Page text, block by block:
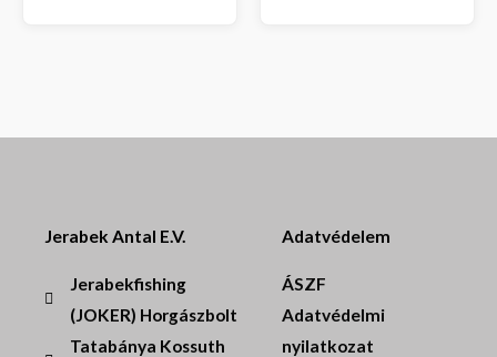
Jerabek Antal E.V.
Jerabekfishing
(JOKER) Horgászbolt
Tatabánya Kossuth
Adatvédelem
ÁSZF
Adatvédelmi
nyilatkozat